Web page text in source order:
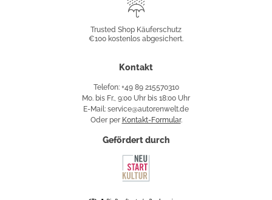
Käuferschutz
Trusted Shop Käuferschutz
€100 kostenlos abgesichert.
Kontakt
Telefon: +49 89 215570310
Mo. bis Fr., 9:00 Uhr bis 18:00 Uhr
E-Mail: service@autorenwelt.de
Oder per Kontakt-Formular.
Gefördert durch